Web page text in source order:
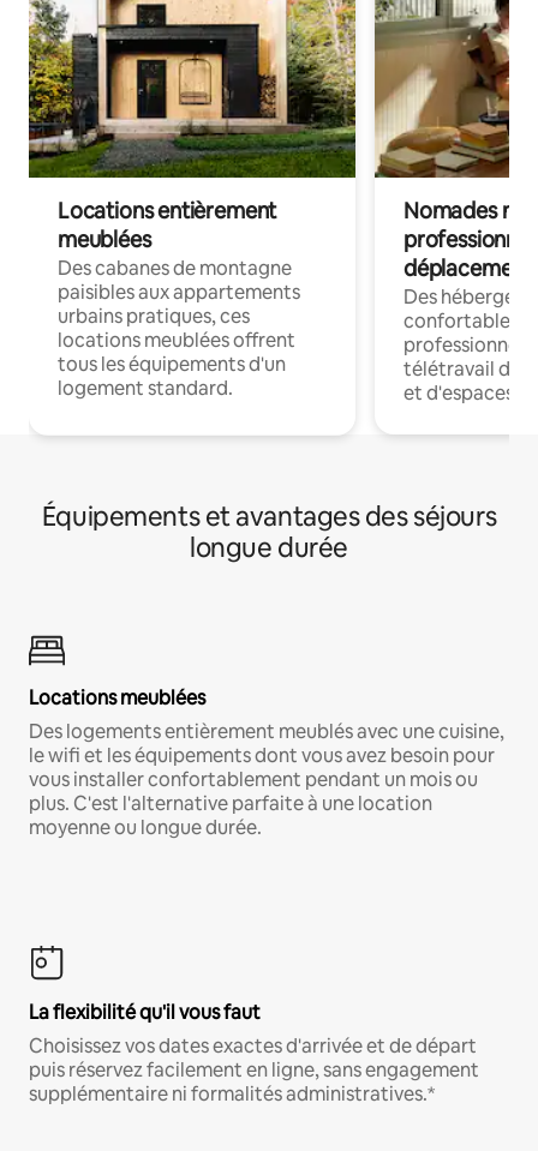
Locations entièrement
meublées
Des cabanes de montagne
paisibles aux appartements
urbains pratiques, ces
locations meublées offrent
tous les équipements d'un
logement standard.
Nomades
déplacement
Des
confortables
professionnels
télétravail
et d'espaces
Équipements et avantages des séjours
longue durée
Locations meublées
Des logements entièrement meublés avec une cuisine,
le wifi et les équipements dont vous avez besoin pour
vous installer confortablement pendant un mois ou
plus. C'est l'alternative parfaite à une location
moyenne ou longue durée.
La flexibilité qu'il vous faut
Choisissez vos dates exactes d'arrivée et de départ
puis réservez facilement en ligne, sans engagement
supplémentaire ni formalités administratives.*